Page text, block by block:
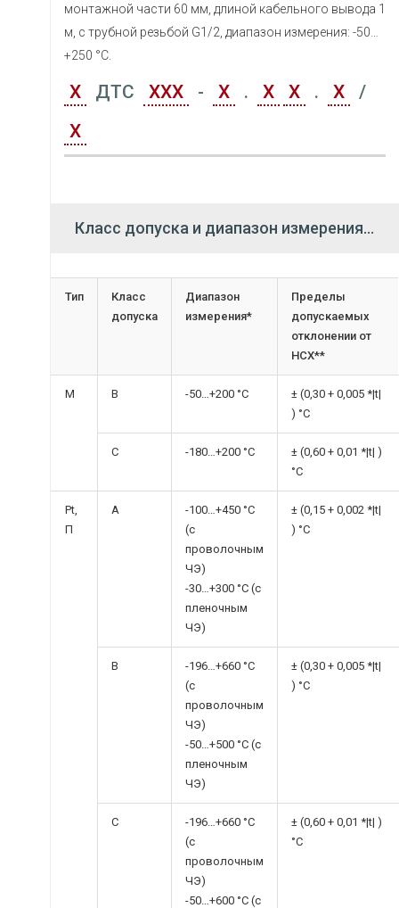
монтажной части 60 мм, длиной кабельного вывода 1
м, с трубной резьбой G1/2, диапазон измерения: -50…
+250 °С.
Х ДТС ХХХ - Х . Х Х . Х
/
Х
Класс допуска и диапазон измерения термопреобразователей сопротивления ОВЕН ДТС
Тип
Класс
допуска
Диапазон
измерения*
Пределы
допускаемых
отклонении от
НСХ**
М В -50…+200 °C
± (0,30 + 0,005 *|t|
) °C
С -180…+200 °C
± (0,60 + 0,01 *|t| )
°C
Pt,
П
А
-100…+450 °C
(с
проволочным
ЧЭ)
-30…+300 °C (с
пленочным
ЧЭ)
± (0,15 + 0,002 *|t|
) °C
В
-196…+660 °C
(с
проволочным
ЧЭ)
-50…+500 °C (с
пленочным
ЧЭ)
± (0,30 + 0,005 *|t|
) °C
С
-196…+660 °C
(с
проволочным
ЧЭ)
-50…+600 °C (с
± (0,60 + 0,01 *|t| )
°C